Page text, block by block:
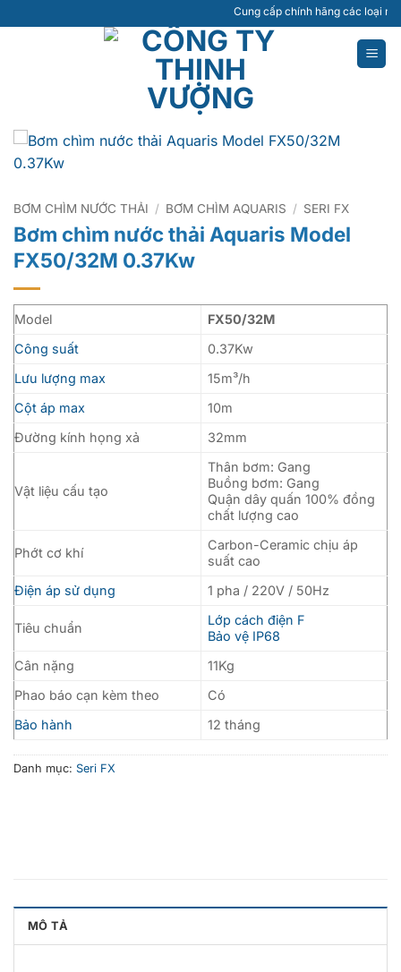
qua
Cung cấp chính hãng các loại máy
BƠM CHÌM NƯỚC THẢI / BƠM CHÌM AQUARIS / SERI FX
Bơm chìm nước thải Aquaris Model
FX50/32M 0.37Kw
Model
FX50/32M
Công suất
0.37Kw
Lưu lượng max
15m³/h
Cột áp max
10m
Đường kính họng xả
32mm
Vật liệu cấu tạo
Thân bơm: Gang
Buồng bơm: Gang
Quận dây quấn 100% đồng
chất lượng cao
Phớt cơ khí
Carbon-Ceramic chịu áp
suất cao
Điện áp sử dụng
1 pha / 220V / 50Hz
Tiêu chuẩn
Lớp cách điện F
Bảo vệ IP68
Cân nặng
11Kg
Phao báo cạn kèm theo
Có
Bảo hành
12 tháng
Danh mục: Seri FX
MÔ TẢ